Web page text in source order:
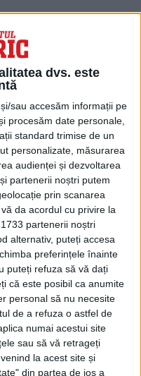
dvs. este
sau accesăm informații pe
procesăm date personale,
standard trimise de un
personalizate, măsurarea
audienței și dezvoltarea
partenerii noștri putem
prin scanarea
da acordul cu privire la
partenerii noștri
alternativ, puteți accesa
preferințele înainte
puteți refuza să vă dați
că este posibil ca anumite
personal să nu necesite
de a refuza o astfel de
numai acestui site
sau să vă retrageți
la acest site și
din partea de jos a
doriți să citiți
pe
ediția
sale care au ruinat
marcat România
Hallier